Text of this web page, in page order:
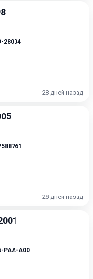
28004
28 дней назад
28 дней назад
PAA-A00